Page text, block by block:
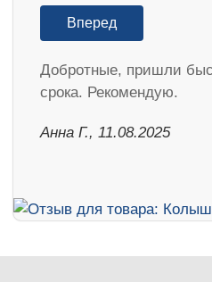
Вперед
Добротные, пришли
срока. Рекомендую.
Анна Г., 11.08.2025